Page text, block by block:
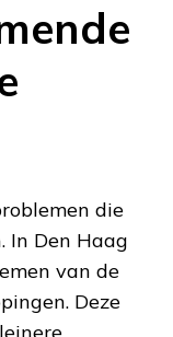
die
In Den Haag
van de
Deze